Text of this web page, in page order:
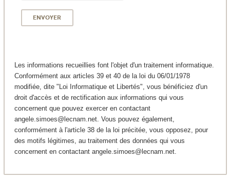
Les informations recueillies font l'objet d'un traitement informatique.
Conformément aux articles 39 et 40 de la loi du 06/01/1978
modifiée, dite "Loi Informatique et Libertés", vous bénéficiez d'un
droit d'accès et de rectification aux informations qui vous
concernent que pouvez exercer en contactant
angele.simoes@lecnam.net. Vous pouvez également,
conformément à l'article 38 de la loi précitée, vous opposez, pour
des motifs légitimes, au traitement des données qui vous
concernent en contactant angele.simoes@lecnam.net.